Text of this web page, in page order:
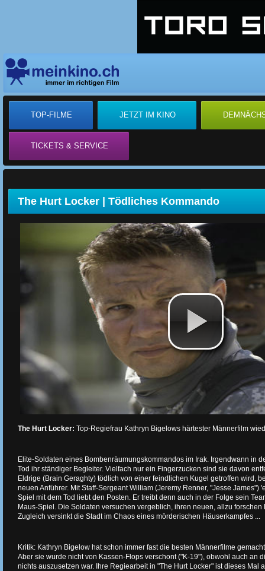
TOP-FILME JETZT IM KINO
TICKETS & SERVICE
The Hurt Locker | Tödliches Kommando
The Hurt Locker: Top-Regiefrau Kathryn Bigelows härtester Männerfilm
Elite-Soldaten eines Bombenräumungskommandos im Irak. Irgendwann in
Tod ihr ständiger Begleiter. Vielfach nur ein Fingerzucken sind sie davon
Eldrige (Brain Geraghty) tödlich von einer feindlichen Kugel getroffen wird,
neuen Anführer. Mit Staff-Sergeant William (Jeremy Renner, "Jesse James")
Spiel mit dem Tod liebt den Posten. Er treibt denn auch in der Folge sein
Maus-Spiel. Die Soldaten versuchen vergeblich, ihren neuen, allzu
Zugleich versinkt die Stadt im Chaos eines mörderischen Häuserkampfes ...
Kritik: Kathryn Bigelow hat schon immer fast die besten Männerfilme
Aber sie wurde nicht von Kassen-Flops verschont ("K-19"), obwohl auch an
nichts auszusetzen war. Ihre Regiearbeit in "The Hurt Locker" ist dieses Mal